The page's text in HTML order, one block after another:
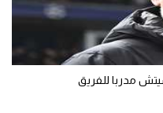
مدربا للفريق